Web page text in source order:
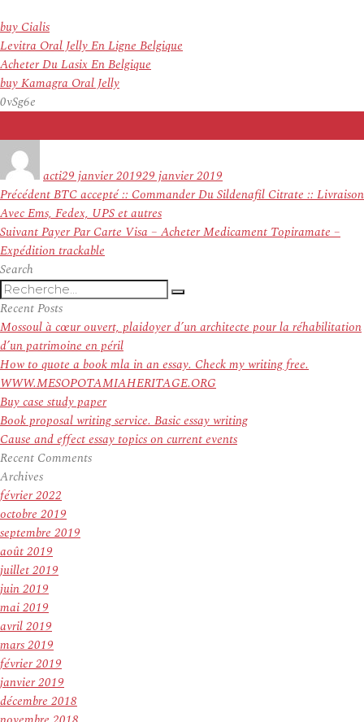
buy Cialis
Levitra Oral Jelly En Ligne Belgique
Acheter Du Lasix En Belgique
buy Kamagra Oral Jelly
0vSg6e
actile
29 janvier 201929 janvier 2019
Navigation
de
l’article
PrécédentArticle
précédent :
BTC accepté :: Commander Du Sildenafil Citrate :: Livraison
Avec Ems, Fedex, UPS et autres
SuivantArticle
suivant :
Payer Par Carte Visa – Acheter Medicament Topiramate –
Expédition trackable
Search
Recherche
pour
:
Recherche
Recent Posts
Mossoul à cœur ouvert, plaidoyer d’un architecte pour la réhabilitation
d’un patrimoine en péril
How to quote a book mla in an essay. Check my writing free.
WWW.MESOPOTAMIAHERITAGE.ORG
Buy case study paper
Book proposal writing service. Basic essay writing
Cause and effect essay topics on current events
Recent Comments
Archives
février 2022
octobre 2019
septembre 2019
août 2019
juillet 2019
juin 2019
mai 2019
avril 2019
mars 2019
février 2019
janvier 2019
décembre 2018